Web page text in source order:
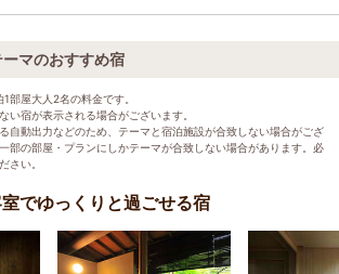
マのおすすめ宿
部屋大人2名の料金です。
い宿が表示される場合がございます。
自動出力などのため、テーマと宿泊施設が合致しない場合がござ
部の部屋・プランにしかテーマが合致しない場合があります。必
さい。
でゆっくりと過ごせる宿